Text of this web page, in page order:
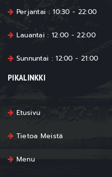
Perjantai : 10:30 - 22:00
Lauantai : 12:00 - 22:00
Sunnuntai : 12:00 - 21:00
PIKALINKKI
Etusivu
Tietoa Meistä
Menu